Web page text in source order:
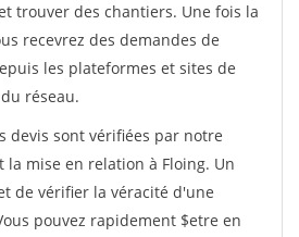
trouver des chantiers. Une fois la
recevrez des demandes de
les plateformes et sites de
réseau.
devis sont vérifiées par notre
la mise en relation à Floing. Un
de vérifier la véracité d'une
pouvez rapidement $etre en